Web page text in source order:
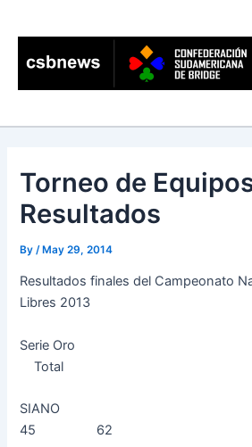
Torneo de
Resultados
By/ May 29, 2014
Resultados finales del Campeonato
Libres 2013
Serie Oro
Total
SIANO
45 62